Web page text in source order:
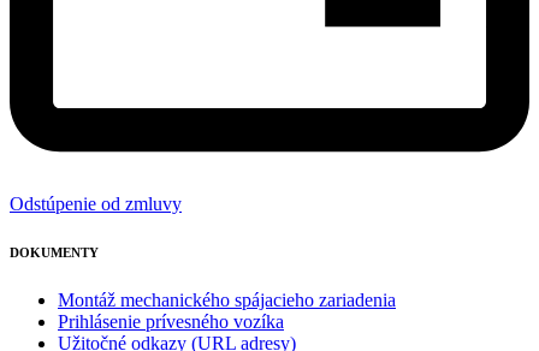
Odstúpenie od zmluvy
DOKUMENTY
Montáž mechanického spájacieho zariadenia
Prihlásenie prívesného vozíka
Užitočné odkazy (URL adresy)